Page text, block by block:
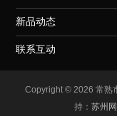
新品动态
联系互动
Copyright © 2026 常熟
持： 苏州